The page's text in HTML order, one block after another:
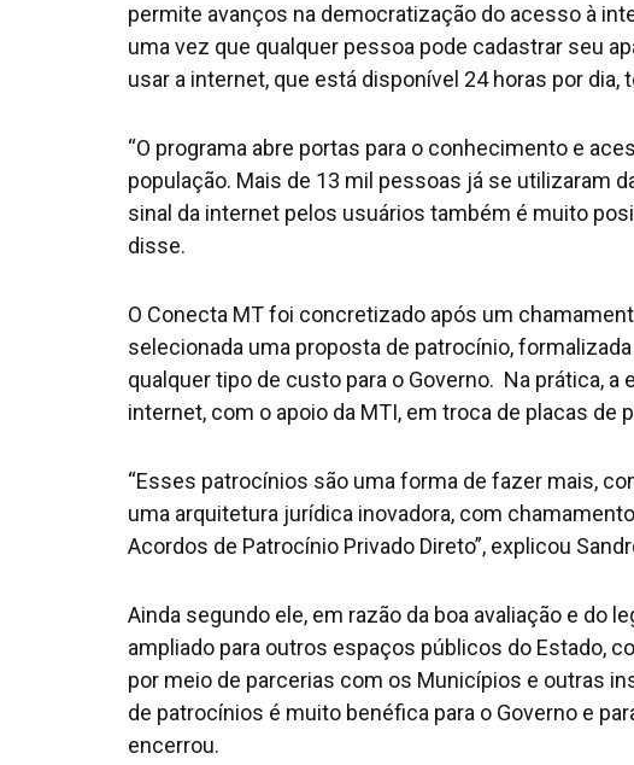
permite avanços na democratização do acesso à
uma vez que qualquer pessoa pode cadastrar seu
usar a internet, que está disponível 24 horas por dia,
“O programa abre portas para o conhecimento e
população. Mais de 13 mil pessoas já se utilizaram
sinal da internet pelos usuários também é muito
disse.
O Conecta MT foi concretizado após um
selecionada uma proposta de patrocínio,
qualquer tipo de custo para o Governo. Na prática,
internet, com o apoio da MTI, em troca de placas de
“Esses patrocínios são uma forma de fazer mais,
uma arquitetura jurídica inovadora, com
Acordos de Patrocínio Privado Direto”, explicou
Ainda segundo ele, em razão da boa avaliação e do
ampliado para outros espaços públicos do Estado,
por meio de parcerias com os Municípios e outras
de patrocínios é muito benéfica para o Governo e
encerrou.